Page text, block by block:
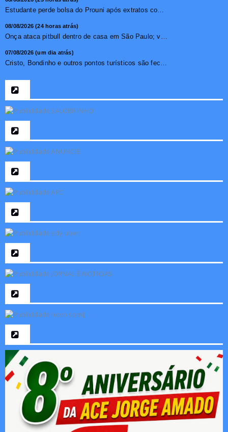
Estudante perde bolsa do Prouni após extratos com apostas ...
08/08/2026 (24 horas atrás)
Onça ataca pitbull dentro de casa em São Paulo; vídeo ...
07/08/2026 (um dia atrás)
Cristo, Bondinho e outros pontos turísticos são fechados ...